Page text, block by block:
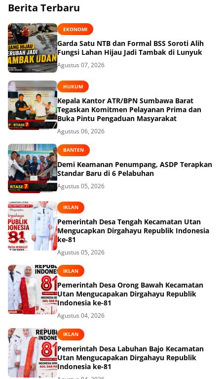
Berita Terbaru
EKONOMI
Garda Satu NTB dan Formal BSS Soroti Alih
Fungsi Lahan Hijau Jadi Tambak di Lunyuk
Agustus 07, 2026
HUKUM
Kepala Kantor ATR/BPN Sumbawa Barat
Tegaskan Komitmen Pelayanan Prima dan
Buka Pintu Pengaduan Masyarakat
Agustus 06, 2026
BANTEN
Demi Keamanan Penumpang, ASDP Terapkan
Standar Baru di 6 Pelabuhan
Agustus 05, 2026
IKLAN
Pemerintah Desa Tengah Kecamatan Utan
Mengucapkan Dirgahayu Republik Indonesia
ke-81
Agustus 05, 2026
IKLAN
Pemerintah Desa Orong Bawah Kecamatan
Utan Mengucapakan Dirgahayu Republik
Indonesia ke-81
Agustus 04, 2026
IKLAN
Pemerintah Desa Labuhan Bajo Kecamatan
Utan Mengucapakan Dirgahayu Republik
Indonesia ke-81